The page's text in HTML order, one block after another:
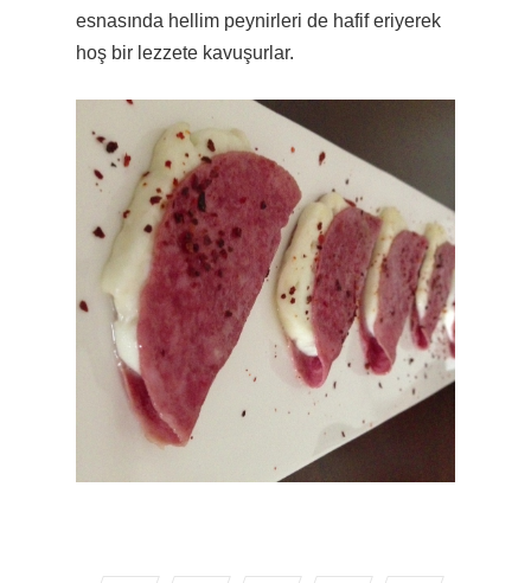
esnasında hellim peynirleri de hafif eriyerek
hoş bir lezzete kavuşurlar.